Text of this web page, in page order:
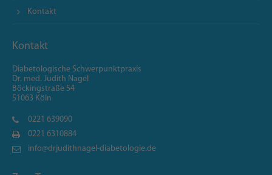
Kontakt
Kontakt
Diabetologische Schwerpunktpraxis
Dr. med. Judith Nagel
Böckingstraße 54
51063 Köln
0221 639090
0221 6310884
info@drjudithnagel-diabetologie.de